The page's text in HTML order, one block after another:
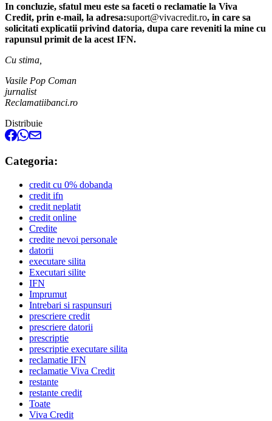
In concluzie, sfatul meu este sa faceti o reclamatie la Viva
Credit, prin e-mail, la adresa:suport@vivacredit.ro, in care sa
solicitati explicatii privind datoria, dupa care reveniti la mine cu
rapunsul primit de la acest IFN.
Cu stima,
Vasile Pop Coman
jurnalist
Reclamatiibanci.ro
Distribuie
Categoria:
credit cu 0% dobanda
credit ifn
credit neplatit
credit online
Credite
credite nevoi personale
datorii
executare silita
Executari silite
IFN
Imprumut
Intrebari si raspunsuri
prescriere credit
prescriere datorii
prescriptie
prescriptie executare silita
reclamatie IFN
reclamatie Viva Credit
restante
restante credit
Toate
Viva Credit